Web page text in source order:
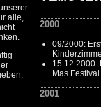
alle,
2000
09/2000:
15.12.2000:
Mas
2001